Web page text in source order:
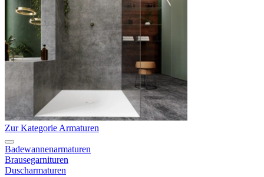
Zur Kategorie Armaturen
Badewannenarmaturen
Brausegarnituren
Duscharmaturen